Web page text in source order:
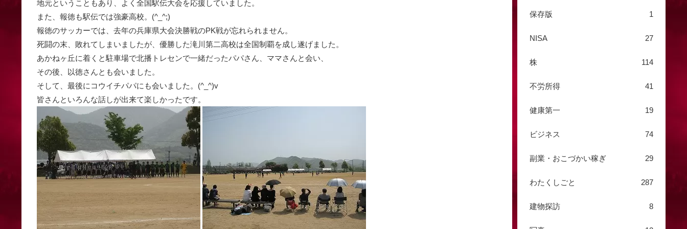
地元ということもあり、よく全国駅伝大会を応援していました。
また、報徳も駅伝では強豪高校。(^_^;)
報徳のサッカーでは、去年の兵庫県大会決勝戦のPK戦が忘れられません。
死闘の末、敗れてしまいましたが、優勝した滝川第二高校は全国制覇を成し遂げました。
あかねヶ丘に着くと駐車場で北播トレセンで一緒だったパパさん、ママさんと会い、
その後、以徳さんとも会いました。
そして、最後にコウイチパパにも会いました。(^_^)v
皆さんといろんな話しが出来て楽しかったです。
保存版 1
NISA 27
株 114
不労所得 41
健康第一 19
ビジネス 74
副業・おこづかい稼ぎ 29
わたくしごと 287
建物探訪 8